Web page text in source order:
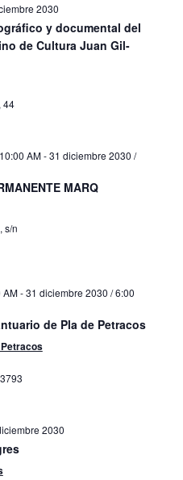
2030
y documental del
de Cultura Juan Gil-
44
AM-31 diciembre 2030 /
MARQ
s/n
AM-31 diciembre 2030 / 6:00
de Pla de Petracos
2030